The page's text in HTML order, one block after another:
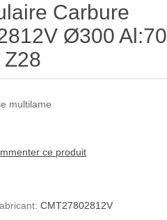
Carbure
Ø300 Al:70
Z28
multilame
ce produit
CMT27802812V